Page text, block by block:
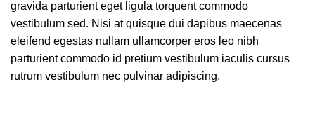
gravida parturient eget ligula torquent commodo
vestibulum sed. Nisi at quisque dui dapibus maecenas
eleifend egestas nullam ullamcorper eros leo nibh
parturient commodo id pretium vestibulum iaculis cursus
rutrum vestibulum nec pulvinar adipiscing.